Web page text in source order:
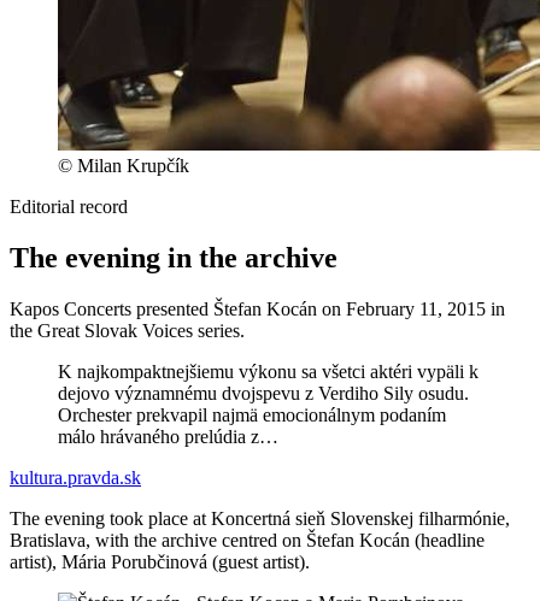
© Milan Krupčík
Editorial record
The evening in the archive
Kapos Concerts presented Štefan Kocán on February 11, 2015 in
the Great Slovak Voices series.
K najkompaktnejšiemu výkonu sa všetci aktéri vypäli k
dejovo významnému dvojspevu z Verdiho Sily osudu.
Orchester prekvapil najmä emocionálnym podaním
málo hrávaného prelúdia z…
kultura.pravda.sk
The evening took place at Koncertná sieň Slovenskej filharmónie,
Bratislava, with the archive centred on Štefan Kocán (headline
artist), Mária Porubčinová (guest artist).